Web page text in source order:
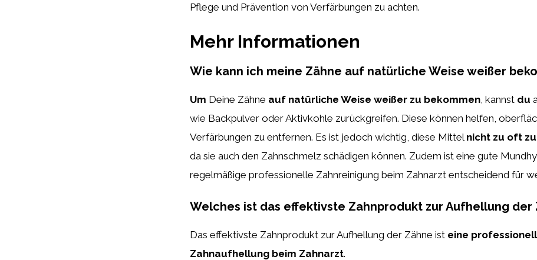
Pflege und Prävention von Verfärbungen zu achten.
Mehr Informationen
Wie kann ich meine Zähne auf natürliche Weise weißer
Um Deine Zähne auf natürliche Weise weißer zu bekommen, kannst du
wie Backpulver oder Aktivkohle zurückgreifen. Diese können helfen,
Verfärbungen zu entfernen. Es ist jedoch wichtig, diese Mittel nicht zu oft
da sie auch den Zahnschmelz schädigen können. Zudem ist eine gute
regelmäßige professionelle Zahnreinigung beim Zahnarzt entscheidend für
Welches ist das effektivste Zahnprodukt zur Aufhellung der
Das effektivste Zahnprodukt zur Aufhellung der Zähne ist eine
Zahnaufhellung beim Zahnarzt.